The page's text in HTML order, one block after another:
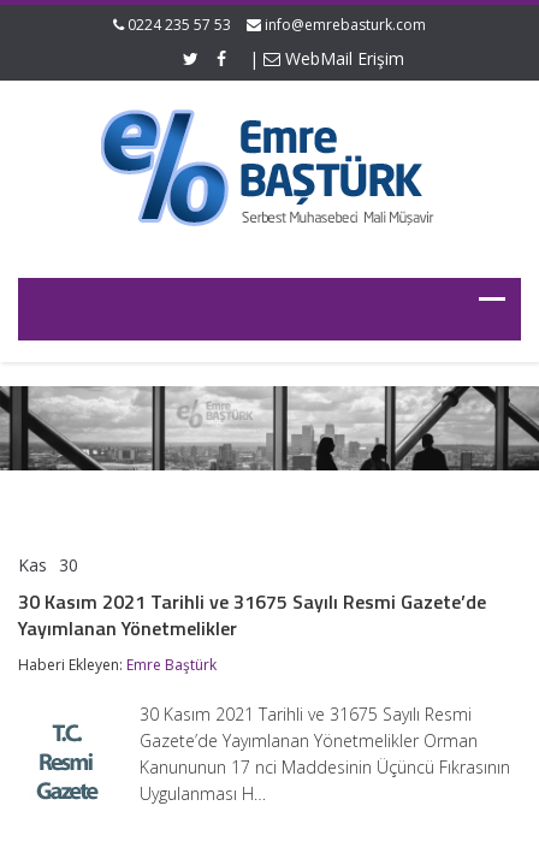
0224 235 57 53 info@emrebasturk.com
| WebMail Erişim
Kas 30
2021
Tarihli
31675
Resmi
Yayımlanan
Yönetmelikler
30 Kasım 2021 Tarihli ve 31675 Sayılı Resmi Gazete’de
Yayımlanan Yönetmelikler
Haberi Ekleyen: Emre Baştürk
30 Kasım 2021 Tarihli ve 31675 Sayılı Resmi
Gazete’de Yayımlanan Yönetmelikler Orman
Kanununun 17 nci Maddesinin Üçüncü Fıkrasının
Uygulanması H…